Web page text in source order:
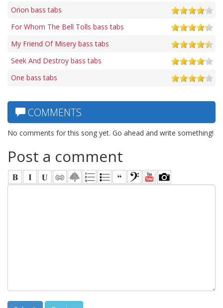
Orion bass tabs
For Whom The Bell Tolls bass tabs
My Friend Of Misery bass tabs
Seek And Destroy bass tabs
One bass tabs
COMMENTS
No comments for this song yet. Go ahead and write something!
Post a comment